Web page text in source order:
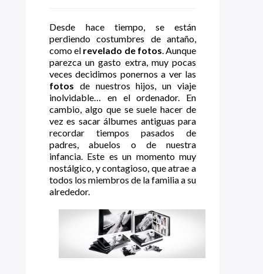
Desde hace tiempo, se están
perdiendo costumbres de antaño,
como el revelado de fotos. Aunque
parezca un gasto extra, muy pocas
veces decidimos ponernos a ver las
fotos de nuestros hijos, un viaje
inolvidable… en el ordenador. En
cambio, algo que se suele hacer de
vez es sacar álbumes antiguas para
recordar tiempos pasados de
padres, abuelos o de nuestra
infancia. Este es un momento muy
nostálgico, y contagioso, que atrae a
todos los miembros de la familia a su
alrededor.